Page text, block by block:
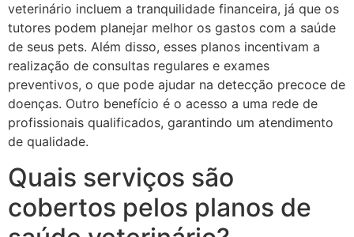
veterinário incluem a tranquilidade financeira, já que os
tutores podem planejar melhor os gastos com a saúde
de seus pets. Além disso, esses planos incentivam a
realização de consultas regulares e exames
preventivos, o que pode ajudar na detecção precoce de
doenças. Outro benefício é o acesso a uma rede de
profissionais qualificados, garantindo um atendimento
de qualidade.
Quais serviços são
cobertos pelos planos de